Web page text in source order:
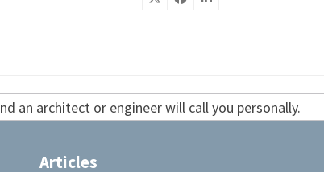
an architect or engineer will call you personally.
Articles